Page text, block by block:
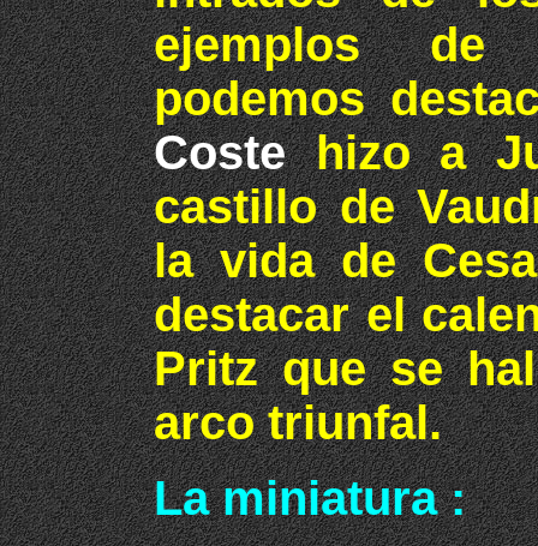
ejemplos
podemos
Costehizo a
castillo de
la vida de
destacar el
Pritz que se
arco triunfal.
La miniatura :